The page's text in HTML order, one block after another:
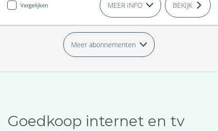
Vergelijken MEER INFO BEKIJK
Meer abonnementen
Goedkoop internet en tv